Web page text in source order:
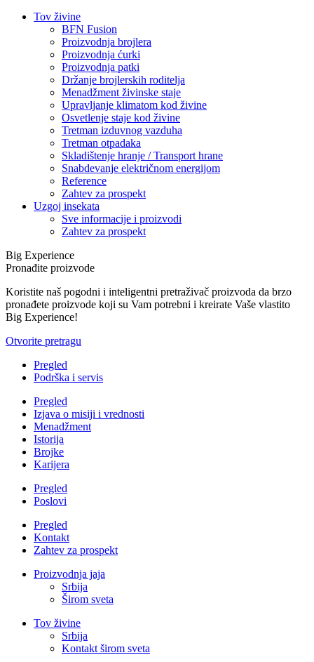
Tov živine
BFN Fusion
Proizvodnja brojlera
Proizvodnja ćurki
Proizvodnja patki
Držanje brojlerskih roditelja
Menadžment živinske staje
Upravljanje klimatom kod živine
Osvetlenje staje kod živine
Tretman izduvnog vazduha
Tretman otpadaka
Skladištenje hranje / Transport hrane
Snabdevanje električnom energijom
Reference
Zahtev za prospekt
Uzgoj insekata
Sve informacije i proizvodi
Zahtev za prospekt
Big Experience
Pronađite proizvode
Koristite naš pogodni i inteligentni pretraživač proizvoda da brzo
pronađete proizvode koji su Vam potrebni i kreirate Vaše vlastito
Big Experience!
Otvorite pretragu
Pregled
Podrška i servis
Pregled
Izjava o misiji i vrednosti
Menadžment
Istorija
Brojke
Karijera
Pregled
Poslovi
Pregled
Kontakt
Zahtev za prospekt
Proizvodnja jaja
Srbija
Širom sveta
Tov živine
Srbija
Kontakt širom sveta